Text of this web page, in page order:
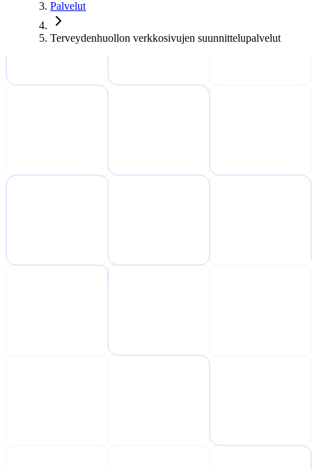
Palvelut
Terveydenhuollon verkkosivujen suunnittelupalvelut